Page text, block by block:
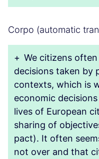
Corpo (automatic
+ We citizens
decisions taken by
contexts, which is
economic
lives of European
sharing of
pact). It often
not over and that